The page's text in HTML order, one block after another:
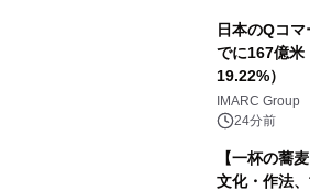
日本のQコ
でに167億米
19.22%）
IMARC Group
24分前
【一杯の蕎
文化・作法